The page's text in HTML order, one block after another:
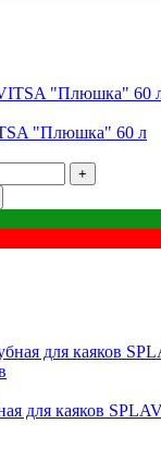
"Плюшка" 60 л
+
для каяков